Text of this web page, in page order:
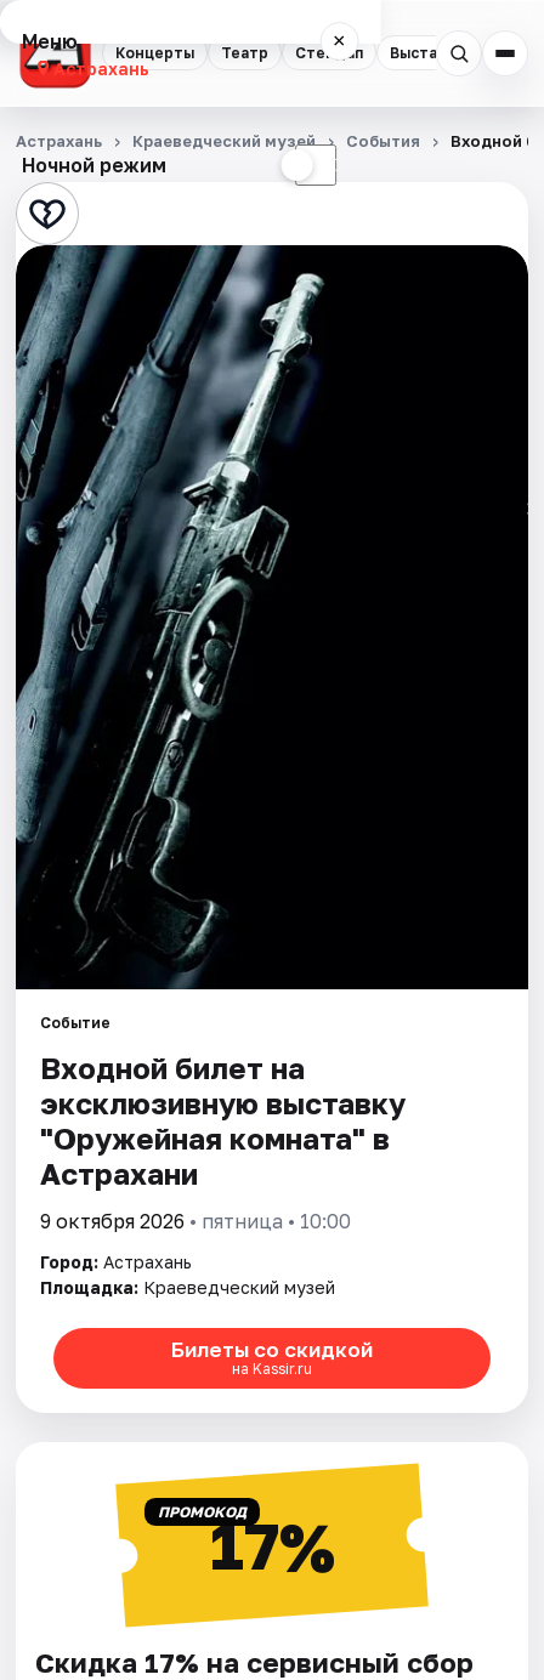
Концерты Театр Стендап Выставки
Меню ×
Астрахань
Концерты
Театр
Стендап
Выставки
Квесты
Экскурсии
Спорт
События
Города
Площадки
Артисты
Рейтинги
Ночной режим ☾
Астрахань Краеведческий музей События Входной
Событие
Входной билет на
эксклюзивную выставку
"Оружейная комната" в
Астрахани
9 октября 2026 • пятница • 10:00
Город: Астрахань
Площадка: Краеведческий музей
Билеты со скидкой
на Kassir.ru
ПРОМОКОД17%
Скидка 17% на сервисный сбор